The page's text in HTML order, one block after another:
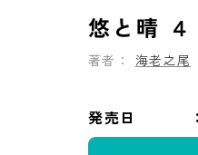
悠と晴 ４
著者： 海老之尾
発売日